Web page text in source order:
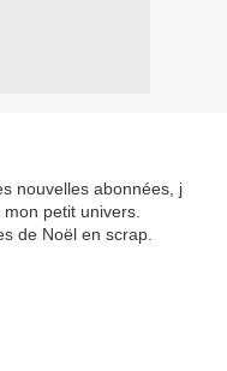
nouvelles abonnées, j
petit univers.
de Noël en scrap.